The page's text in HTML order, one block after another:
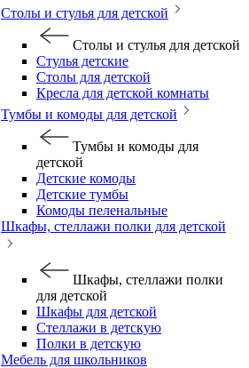
Столы и стулья для детской
Столы и стулья для детской
Стулья детские
Столы для детской
Кресла для детской комнаты
Тумбы и комоды для детской
Тумбы и комоды для
детской
Детские комоды
Детские тумбы
Комоды пеленальные
Шкафы, стеллажи полки для детской
Шкафы, стеллажи полки
для детской
Шкафы для детской
Стеллажи в детскую
Полки в детскую
Мебель для школьников